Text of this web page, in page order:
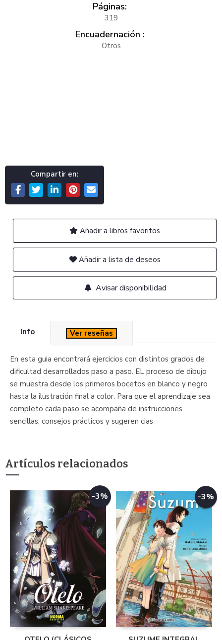
Páginas:
319
Encuadernación :
Otros
Compartir en:
Añadir a libros favoritos
Añadir a lista de deseos
Avisar disponibilidad
Info Ver reseñas
En esta guia encontrará ejercicios con distintos grados de
dificultad desarrollados paso a paso. EL proceso de dibujo
se muestra desde los primeros bocetos en blanco y negro
hasta la ilustración final a color. Para que el aprendizaje sea
completo cada paso se acompaña de instrucciones
sencillas, consejos prácticos y sugeren cias
Artículos relacionados
-3% -3%